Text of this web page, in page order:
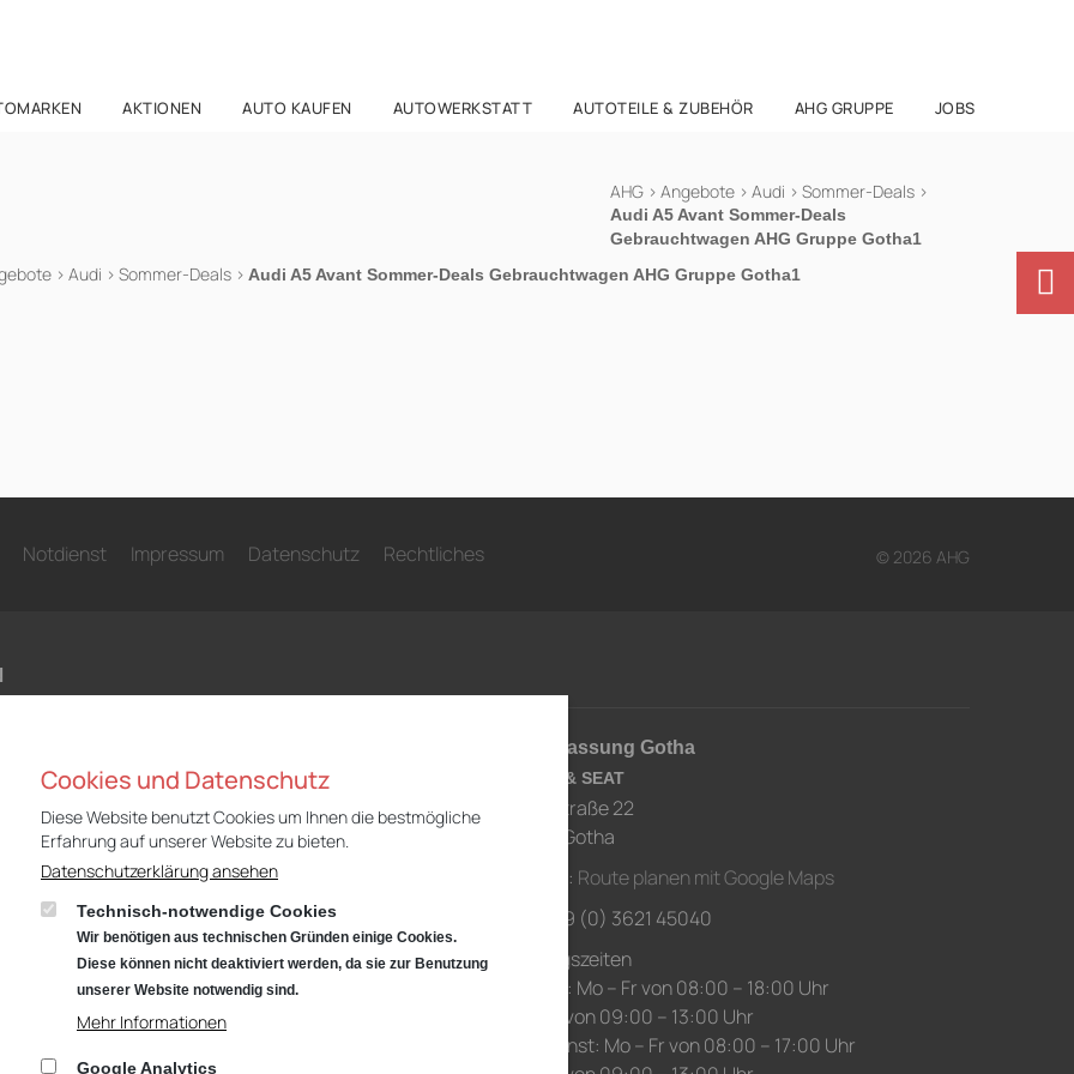
AKTIONEN AUTO KAUFEN AUTOWERKSTATT AUTOTEILE & ZUBEHÖR AHG GRUPPE JOBS
AHG > Angebote > Audi > Sommer-Deals >
Audi A5 Avant Sommer-Deals
Gebrauchtwagen AHG Gruppe Gotha1
> Audi > Sommer-Deals > Audi A5 Avant Sommer-Deals Gebrauchtwagen AHG Gruppe Gotha1
© 2026 AHG
Notdienst Impressum Datenschutz Rechtliches
Audi
Cyrusstraße 22
99867 Gotha
Anfahrt:Route planen mit Google Maps
Tel.: +49 (0) 3621 45040
Öffnungszeiten
Service: Mo – Fr von 07:00 – 18:00 Uhr
und Sa von 09:00 – 13:00 Uhr
Niederlassung Gotha
CUPRA & SEAT
Cyrusstraße 22
99867 Gotha
Anfahrt: Route planen mit Google Maps
Tel.: +49 (0) 3621 45040
Öffnungszeiten
Service: Mo – Fr von 08:00 – 18:00 Uhr
und Sa von 09:00 – 13:00 Uhr
Teiledienst: Mo – Fr von 08:00 – 17:00 Uhr
Cookies und Datenschutz
Diese Website benutzt Cookies um Ihnen die bestmögliche
Erfahrung auf unserer Website zu bieten.
Datenschutzerklärung ansehen
Technisch-notwendige Cookies
Wir benötigen aus technischen Gründen einige Cookies.
Diese können nicht deaktiviert werden, da sie zur Benutzung
unserer Website notwendig sind.
Mehr Informationen
Google Analytics